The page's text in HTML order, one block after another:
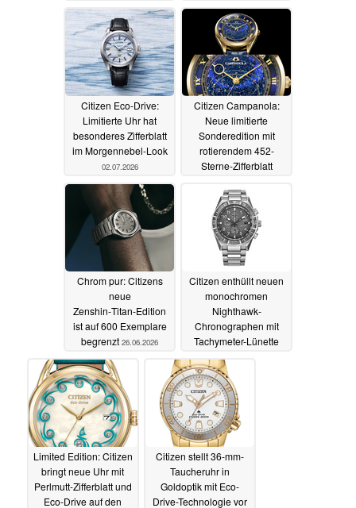
04.07.2026
Citizen Eco-Drive:
Limitierte Uhr hat
besonderes Zifferblatt
im Morgennebel-Look
02.07.2026
Citizen Campanola:
Neue limitierte
Sonderedition mit
rotierendem 452-
Sterne-Zifferblatt
Chrom pur: Citizens
neue
Zenshin‑Titan‑Edition
ist auf 600 Exemplare
begrenzt 26.06.2026
Citizen enthüllt neuen
monochromen
Nighthawk-
Chronographen mit
Tachymeter-Lünette
18.06.2026
Limited Edition: Citizen
bringt neue Uhr mit
Perlmutt-Zifferblatt und
Eco-Drive auf den
Citizen stellt 36-mm-
Taucheruhr in
Goldoptik mit Eco-
Drive-Technologie vor